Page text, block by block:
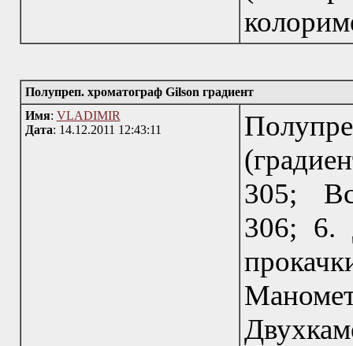
Полупреп. хроматограф Gilson градиент
Имя: VLADIMIR
Дата: 14.12.2011 12:43:11
305;
306; 6.